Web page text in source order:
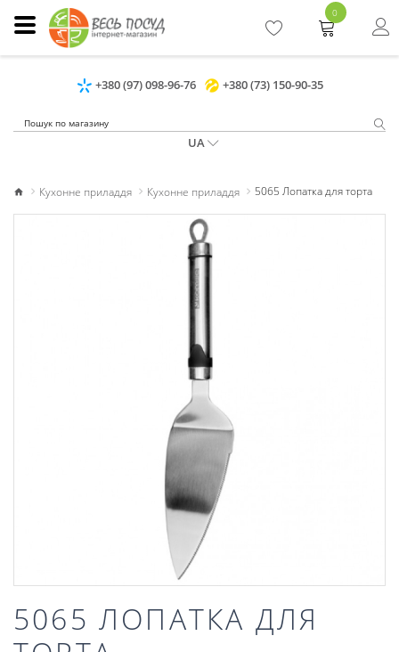
+380 (97) 098-96-76 +380 (73) 150-90-35
UA
0
Кухонне приладдя Кухонне приладдя 5065 Лопатка для торта
5065 ЛОПАТКА ДЛЯ